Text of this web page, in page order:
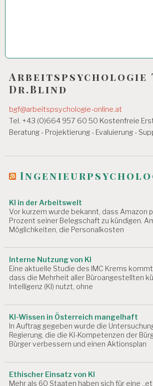
Arbeitspsychologie
Dr.Blind
bgf@arbeitspsychologie-online.at
Tel. +43 (0)664 957 60 50 Kostenfreie
Beratung - Projektierung - Evaluierung -
KI in der Arbeitswelt
Vor kurzem wurde bekannt, dass Amazon
Prozent seiner Belegschaft zu kündigen.
Möglichkeiten, die Personalkosten
Interne Nutzung von KI
Eine aktuelle Studie des IMC Krems
dass die Mehrheit aller Büroangestellten
Intelligenz (KI) nutzt, ohne
KI-Wissen in Österreich mangelhaft
In Auftrag gegeben wurde die
Regierung, die die KI-Kompetenzen der
Bürger verbessern und einen Aktionsplan
Ethischer Einsatz von KI
Mehr als 60 Staaten haben sich für eine